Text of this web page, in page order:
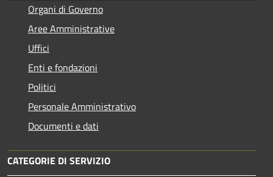
Organi di Governo
Aree Amministrative
Uffici
Enti e fondazioni
Politici
Personale Amministrativo
Documenti e dati
CATEGORIE DI SERVIZIO